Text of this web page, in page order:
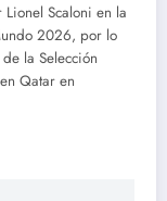
Scaloni en la
2026, por lo
la Selección
Qatar en